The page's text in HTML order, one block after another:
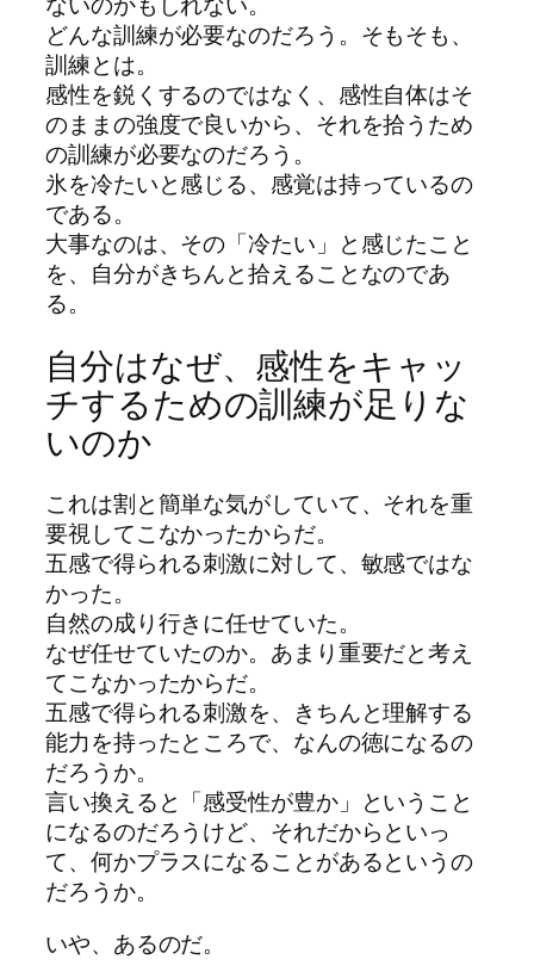
どんな訓練が必要なのだろう。そもそも、
訓練とは。
感性を鋭くするのではなく、感性自体はそ
のままの強度で良いから、それを拾うため
の訓練が必要なのだろう。
氷を冷たいと感じる、感覚は持っているの
である。
大事なのは、その「冷たい」と感じたこと
を、自分がきちんと拾えることなのであ
る。
自分はなぜ、感性をキャッ
チするための訓練が足りな
いのか
これは割と簡単な気がしていて、それを重
要視してこなかったからだ。
五感で得られる刺激に対して、敏感ではな
かった。
自然の成り行きに任せていた。
なぜ任せていたのか。あまり重要だと考え
てこなかったからだ。
五感で得られる刺激を、きちんと理解する
能力を持ったところで、なんの徳になるの
だろうか。
言い換えると「感受性が豊か」ということ
になるのだろうけど、それだからといっ
て、何かプラスになることがあるというの
だろうか。
いや、あるのだ。